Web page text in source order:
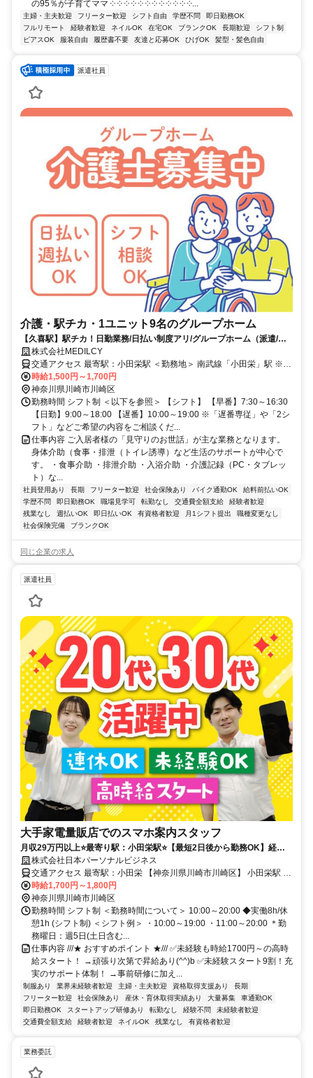
の95％が子育てママ ༶ ༶ ༶ ༶ ༶ ༶ ༶ ༶ ༶ ༶ ༶ ༶...
主婦・主夫歓迎 フリーター歓迎 シフト自由 学歴不問
即日勤務OK
フルリモート
経験者歓迎 ネイルOK 在宅OK ブランクOK 長期歓迎
シフト制
ピアスOK
服装自由 履歴書不要 友達と応募OK ひげOK 髪型・髪色自由
派遣社員
介護・駅チカ・1ユニット9名のグループホーム
【久喜駅】駅チカ！日勤業務/日払い制度アリ/グループホーム（派遣/介
護）株式会社MEDILCY
交通アクセス 最寄駅：小田栄駅 ＜勤務地＞ 南武線「小田栄」駅 ※バ
イク/自転車通勤可
時給1,500円～1,700円
神奈川県川崎市川崎区
勤務時間 シフト制 ＜以下を参照＞ 【シフト】 【早番】7:30～16:30
【日勤】9:00～18:00 【遅番】10:00～19:00 ※「遅番専従」や「2シ
フト」などご希望の内容をご相談くだ...
仕事内容 ご入居者様の「見守りのお世話」が主な業務となります。
身体介助（食事・排泄（トイレ誘導）など生活のサポートが中心で
す。 ・食事介助 ・排泄介助 ・入浴介助 ・介護記録（PC・タブレッ
ト）な...
社員登用あり 長期 フリーター歓迎 社会保険あり バイク通勤OK
給料前払いOK
学歴不問
即日勤務OK 職場見学可 転勤なし 交通費全額支給
経験者歓迎
残業なし
週払いOK 即日払いOK 有資格者歓迎 月1シフト提出
職種変更なし
社会保険完備
ブランクOK
同じ企業の求人
派遣社員
大手家電量販店でのスマホ案内スタッフ
月収29万円以上⭐️最寄り駅：小田栄駅⭐️【最短2日後から勤務OK】経験
ゼロでも高収入可能！勤務開始はゆっくり◯
株式会社日本パーソナルビジネス
交通アクセス 最寄駅：小田栄 【神奈川県川崎市川崎区】 小田栄駅 徒
歩6分
時給1,700円～1,800円
神奈川県川崎市川崎区
勤務時間 シフト制 ＜勤務時間について＞ 10:00～20:00 ◆実働8h/休
憩1h (シフト制) ＜シフト例＞ ・10:00～19:00 ・11:00～20:00 ＊勤
務曜日：週5日(土日含む...
仕事内容 ///★ おすすめポイント ★/// ✅️未経験も時給1700円～の高時
給スタート！ →頑張り次第で昇給あり(^^)b ✅️未経験スタート9割！充
実のサポート体制！ →事前研修に加え...
制服あり 業界未経験者歓迎 主婦・主夫歓迎 資格取得支援あり
長期
フリーター歓迎
社会保険あり 産休・育休取得実績あり 大量募集
車通勤OK
即日勤務OK
スタートアップ研修あり 転勤なし 経験不問
未経験者歓迎
交通費全額支給
経験者歓迎 ネイルOK 残業なし 有資格者歓迎
業務委託